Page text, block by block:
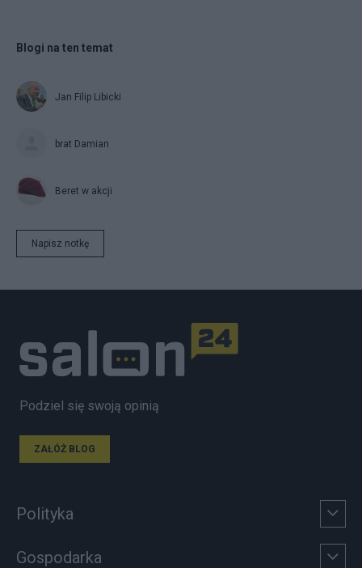
Blogi na ten temat
Jan Filip Libicki
brat Damian
Beret w akcji
Napisz notkę
Podziel się swoją opinią
ZAŁÓŻ BLOG
Polityka
Gospodarka